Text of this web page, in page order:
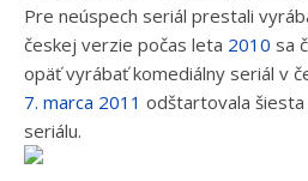
Pre neúspech seriál prestali
českej verzie počas leta 2010 sa
opäť vyrábať komediálny seriál v
7. marca 2011 odštartovala
seriálu.